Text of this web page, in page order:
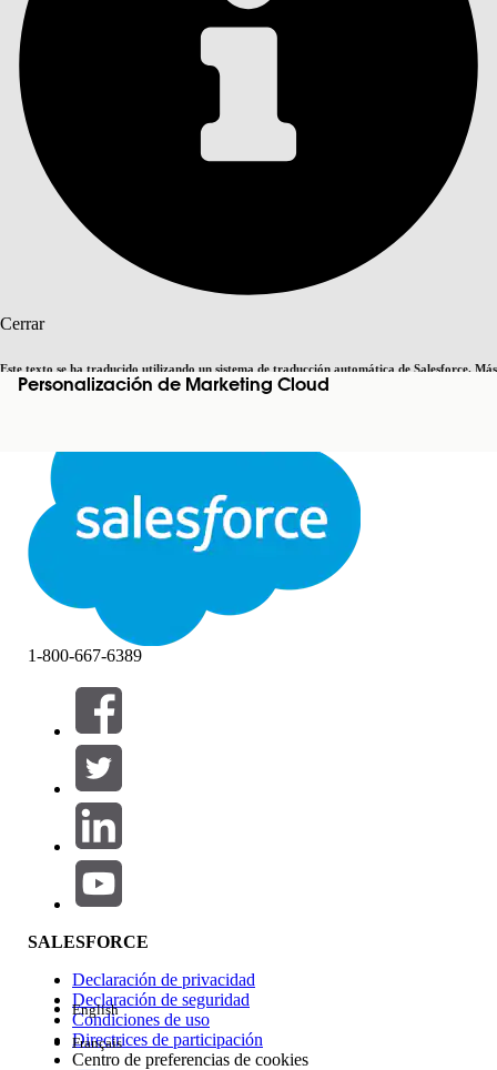
Cerrar
Este texto se ha traducido utilizando un sistema de traducción automática de Salesforce. Más
informaciónaquí Cambiar a inglés Ahora no
Cerrar Cerrar
Personalización de Marketing Cloud
Índice de materias
ÍNDICE DE MATERIAS
Buscar
Filtros (0)
SELECCIONAR FILTROS
Área de productos
Repercusión de función
1-800-667-6389
SALESFORCE
Declaración de privacidad
Declaración de seguridad
Condiciones de uso
Directrices de participación
Centro de preferencias de cookies
English
Français